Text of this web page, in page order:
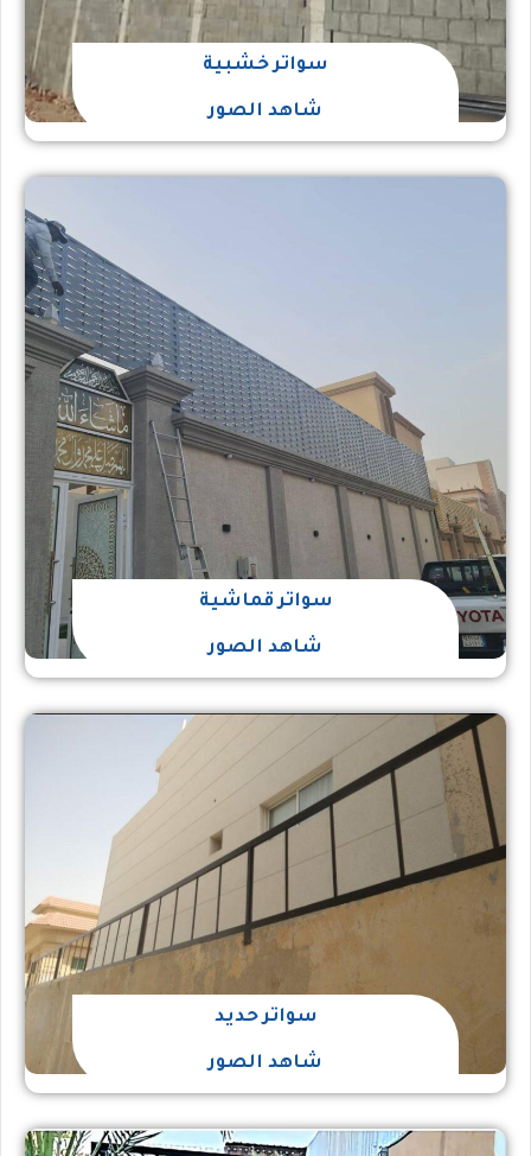
سواتر خشبية
شاهد الصور
سواتر قماشية
شاهد الصور
سواتر حديد
شاهد الصور